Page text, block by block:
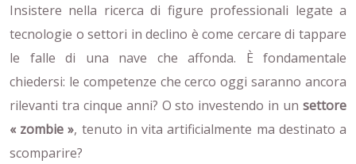
Insistere nella ricerca di figure professionali legate a
tecnologie o settori in declino è come cercare di tappare
le falle di una nave che affonda. È fondamentale
chiedersi: le competenze che cerco oggi saranno ancora
rilevanti tra cinque anni? O sto investendo in un settore
« zombie », tenuto in vita artificialmente ma destinato a
scomparire?